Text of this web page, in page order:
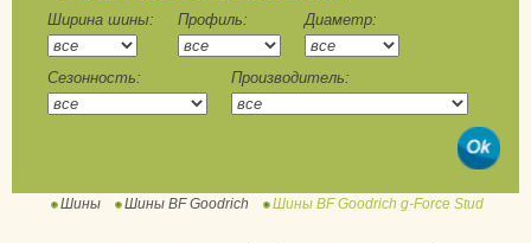
g-Force Winter
g-Force Winter 2
g-Force Winter 2 SUV
Ширина шины: Профиль: Диаметр:
Сезонность: Производитель:
Шины Шины BF Goodrich Шины BF Goodrich g-Force Stud